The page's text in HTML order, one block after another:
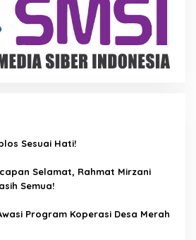
Sesuai Hati!
Selamat, Rahmat Mirzani
Semua!
Program Koperasi Desa Merah